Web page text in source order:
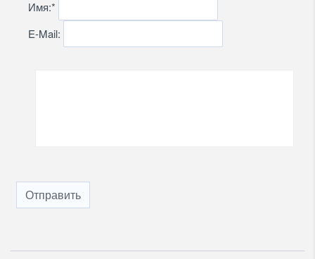
Имя:*
E-Mail:
Отправить